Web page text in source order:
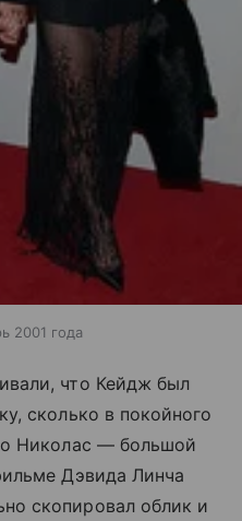
2001 года
что Кейдж был
сколько в покойного
Николас — большой
Дэвида Линча
скопировал облик и